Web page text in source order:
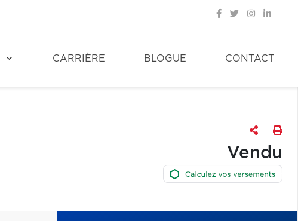
CARRIÈRE BLOGUE CONTACT
Vendu